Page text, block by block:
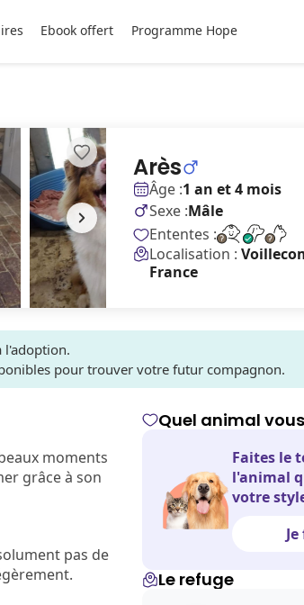
Ebook offert Programme Hope
Arès
Âge :1 an et 4 mois
Sexe :Mâle
Ententes :
Localisation :
France
l'adoption.
pour trouver votre futur compagnon.
moments
grâce à son
pas de
Quel animal
Faites le
l'animal
votre
Le refuge